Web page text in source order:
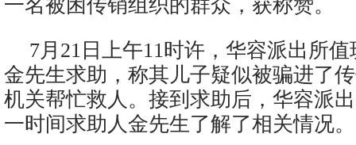
一名被困传销组织的群众，获称赞。
7月21日上午11时许，华容派出所
金先生求助，称其儿子疑似被骗进了
机关帮忙救人。接到求助后，华容派
一时间求助人金先生了解了相关情况。